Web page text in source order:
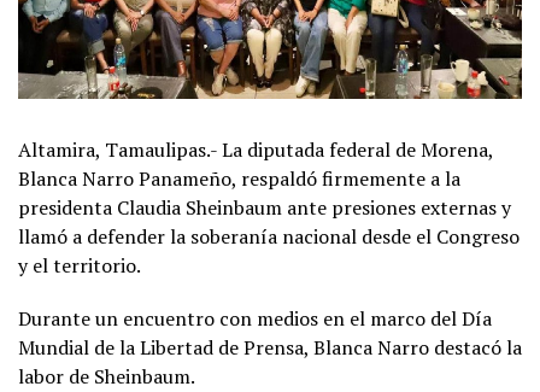
Altamira, Tamaulipas.- La diputada federal de Morena,
Blanca Narro Panameño, respaldó firmemente a la
presidenta Claudia Sheinbaum ante presiones externas y
llamó a defender la soberanía nacional desde el Congreso
y el territorio.
Durante un encuentro con medios en el marco del Día
Mundial de la Libertad de Prensa, Blanca Narro destacó la
labor de Sheinbaum.